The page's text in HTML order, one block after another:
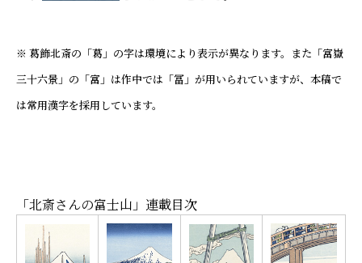
※ 葛飾北斎の「葛」の字は環境により表示が異なります。また「富嶽
三十六景」の「富」は作中では「冨」が用いられていますが、本稿で
は常用漢字を採用しています。
「北斎さんの富士山」連載目次